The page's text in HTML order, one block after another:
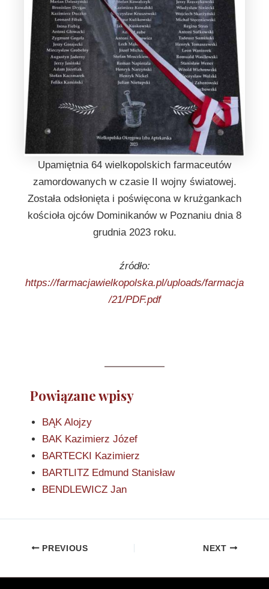
Upamiętnia 64 wielkopolskich farmaceutów
zamordowanych w czasie II wojny światowej.
Została odsłonięta i poświęcona w krużgankach
kościoła ojców Dominikanów w Poznaniu dnia 8
grudnia 2023 roku.
źródło:
https://farmacjawielkopolska.pl/uploads/farmacja
/21/PDF.pdf
Powiązane wpisy
BĄK Alojzy
BAK Kazimierz Józef
BARTECKI Kazimierz
BARTLITZ Edmund Stanisław
BENDLEWICZ Jan
PREVIOUS NEXT